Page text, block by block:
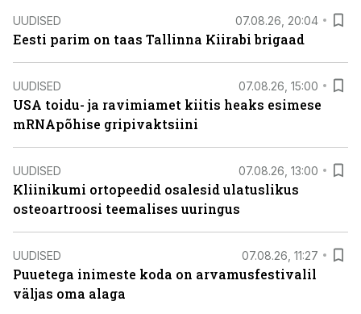
UUDISED 07.08.26, 20:04
Eesti parim on taas Tallinna Kiirabi brigaad
UUDISED 07.08.26, 15:00
USA toidu- ja ravimiamet kiitis heaks esimese
mRNApõhise gripivaktsiini
UUDISED 07.08.26, 13:00
Kliinikumi ortopeedid osalesid ulatuslikus
osteoartroosi teemalises uuringus
UUDISED 07.08.26, 11:27
Puuetega inimeste koda on arvamusfestivalil
väljas oma alaga